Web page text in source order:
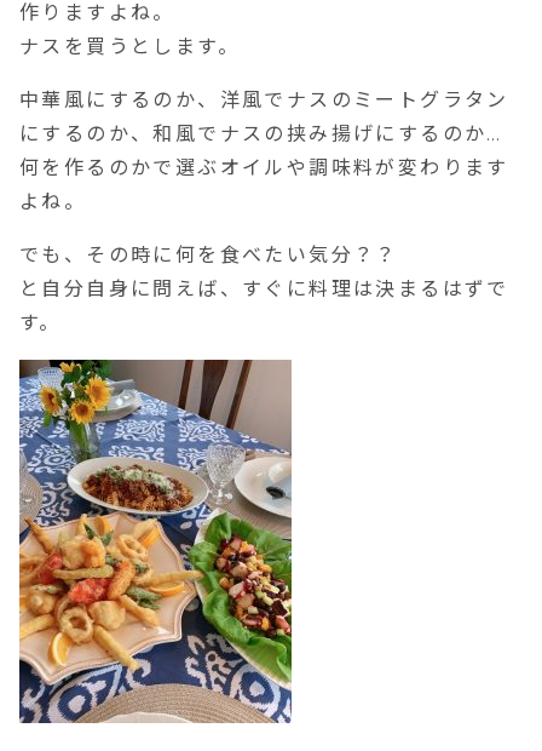
作りますよね。
ナスを買うとします。
中華風にするのか、洋風でナスのミートグラタン
にするのか、和風でナスの挟み揚げにするのか…
何を作るのかで選ぶオイルや調味料が変わります
よね。
でも、その時に何を食べたい気分？？
と自分自身に問えば、すぐに料理は決まるはずで
す。